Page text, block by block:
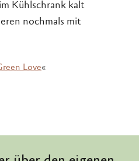
Kühlschrank kalt
nochmals mit
Love«